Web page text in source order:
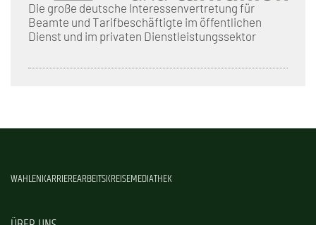
Die große deutsche Interessenvertretung für
Beamte und Tarifbeschäftigte im öffentlichen
Dienst und im privaten Dienstleistungssektor
WAHLENKARRIEREARBEITSKREISEMEDIATHEK